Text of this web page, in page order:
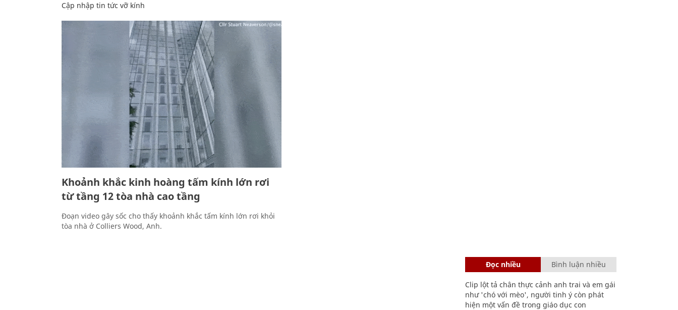
Cập nhập tin tức vỡ kính
Khoảnh khắc kinh hoàng tấm kính lớn rơi
từ tầng 12 tòa nhà cao tầng
Đoạn video gây sốc cho thấy khoảnh khắc tấm kính lớn rơi khỏi
tòa nhà ở Colliers Wood, Anh.
Đọc nhiều Bình luận nhiều
Clip lột tả chân thực cảnh anh trai và em gái
như 'chó với mèo', người tinh ý còn phát
hiện một vấn đề trong giáo dục con